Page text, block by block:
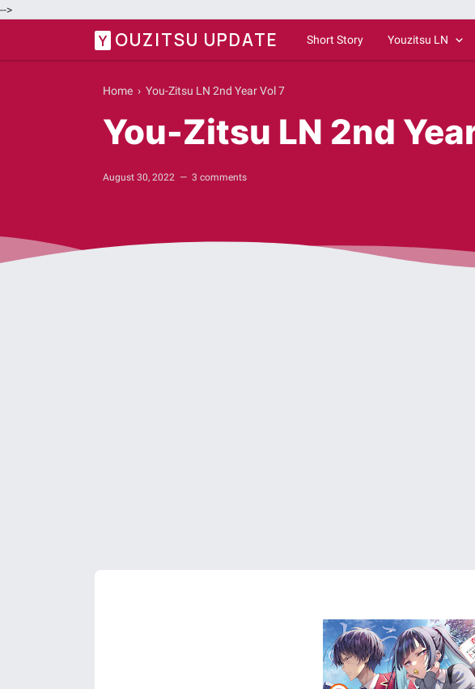
-->
Y OUZITSU UPDATE Short Story Youzitsu LN
Home › You-Zitsu LN 2nd Year Vol 7
You-Zitsu LN 2nd
August 30, 2022 3 comments